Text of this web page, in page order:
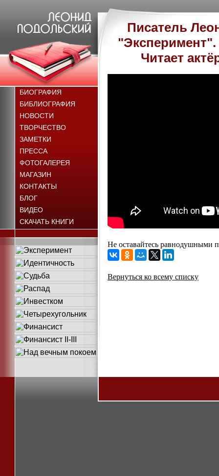
БИОГРАФИЯ
БИБЛИОГРАФИЯ
НОВОСТИ
ТВОРЧЕСТВО
ЗАМЕТКИ
ПРЕССА
ФОТОГАЛЕРЕЯ
МАГАЗИН
КОНТАКТЫ
БЛОГ
ВИДЕО
СКАЧАТЬ КНИГИ
Писатель
Читает
Не оставайтесь равнодушными
Вернуться ко всему списку